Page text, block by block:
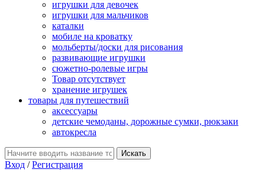
игрушки для девочек
игрушки для мальчиков
каталки
мобиле на кроватку
мольберты/доски для рисования
развивающие игрушки
сюжетно-ролевые игры
Товар отсутствует
хранение игрушек
товары для путешествий
аксессуары
детские чемоданы, дорожные сумки, рюкзаки
автокресла
Вход /Регистрация